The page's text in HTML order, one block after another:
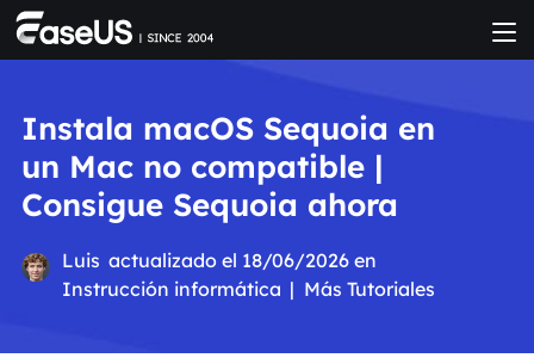
Instala macOS Sequoia en
un Mac no compatible |
Consigue Sequoia ahora
Luis actualizado el 18/06/2026 en
Instrucción informática | Más Tutoriales